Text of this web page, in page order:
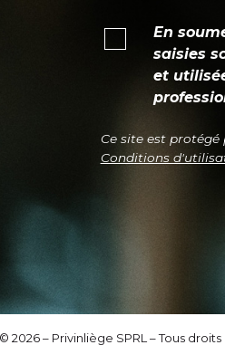
En
saisies
et
Ce site est protégé
Conditions
© 2026 – Privinliège SPRL – Tous